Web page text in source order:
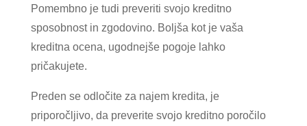
Pomembno je tudi preveriti svojo kreditno
sposobnost in zgodovino. Boljša kot je vaša
kreditna ocena, ugodnejše pogoje lahko
pričakujete.
Preden se odločite za najem kredita, je
priporočljivo, da preverite svojo kreditno poročilo